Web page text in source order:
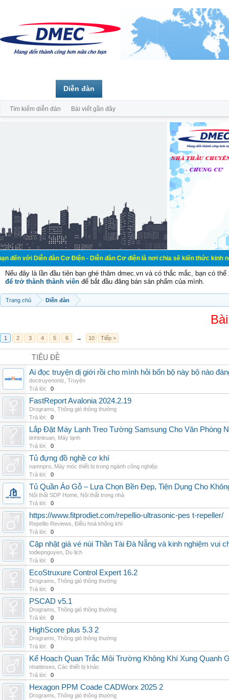
đàn Cơ Điện - Diễn đàn Cơ điện là nơi chia sẽ kiến thức kinh nghiệm
Nếu đây là lần đầu tiên bạn ghé thăm dmec.vn và có thắc mắc, bạn có
để trở thành thành viên để bắt đầu đăng bán sản phẩm của mình.
Trang chủ Diễn đàn
1 2 3 4 5 6 → 10 Tiếp >
TIÊU ĐỀ
Ai đọc truyện dị giới rồi cho mình hỏi bốn bộ này bộ nào
doctruyenonlz Truyện
Trả lời:
0
FastReport Avalonia 2024.2.19
Drograms Thông gió thông thường
Trả lời:
0
Lắp Đặt Máy Lạnh Treo Tường Samsung Cho Văn Phòng
tinhtrieuan Máy lạnh
Trả lời:
0
Tủ đựng đồ nghề cơ khí
namnpro Máy móc thiết bị trong ngành công nghiệp
Trả lời:
0
Tủ Quần Áo Gỗ – Lựa Chọn Bền Đẹp, Tiện Dụng Cho
Nội thất SDP Home Nội thất trong nhà
Trả lời:
0
https://www.fitprodiet.com/repellio-ultrasonic-pes t-repeller/
Repellio Reviews Điều hoà không khí
Trả lời:
0
Cập nhật giá vé núi Thần Tài Đà Nẵng và kinh nghiệm vui
todiepnguyen Du lịch
Trả lời:
0
EcoStruxure Control Expert 16.2
Drograms Thông gió thông thường
Trả lời:
0
PSCAD v5.1
Drograms Thông gió thông thường
Trả lời:
0
HighScore plus 5.3 2
Drograms Thông gió thông thường
Trả lời:
0
Kế Hoạch Quan Trắc Môi Trường Không Khí Xung Quanh
nhattinseo Các thiết bị khác
Trả lời:
0
Hexagon PPM Coade CADWorx 2025 2
Drograms Thông gió thông thường
Diễn đàn
Tìm kiếm diễn đàn Bài viết gần đây